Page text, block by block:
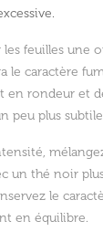
feuilles une
caractère
en rondeur et
peu plus
un thé noir
le
en équilibre.